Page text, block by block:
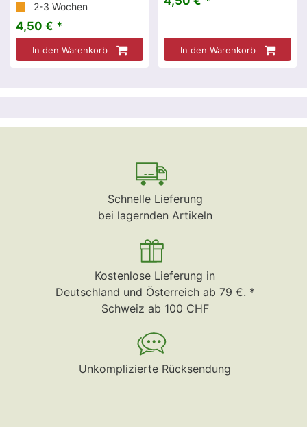
2-3 Wochen
4,50 € *
In den Warenkorb In den Warenkorb
Schnelle Lieferung
bei lagernden Artikeln
Kostenlose Lieferung in
Deutschland und Österreich ab 79 €. *
Schweiz ab 100 CHF
Unkomplizierte Rücksendung